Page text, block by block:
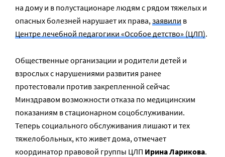
на дому и в полустационаре людям с рядом тяжелых и
опасных болезней нарушает их права,заявили в
Центре лечебной педагогики «Особое детство» (ЦЛП).
Общественные организации и родители детей и
взрослых с нарушениями развития ранее
протестовали против закрепленной сейчас
Минздравом возможности отказа по медицинским
показаниям в стационарном соцобслуживании.
Теперь социального обслуживания лишают и тех
тяжелобольных, кто живет дома, отмечает
координатор правовой группы ЦЛП Ирина Ларикова.